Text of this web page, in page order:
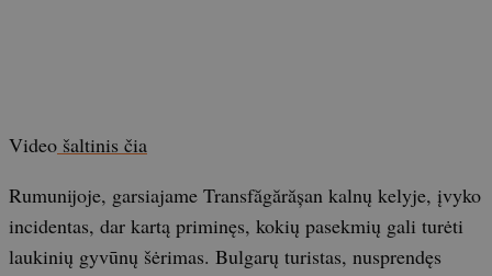
Video šaltinis čia
Rumunijoje, garsiajame Transfăgărășan kalnų kelyje, įvyko
incidentas, dar kartą priminęs, kokių pasekmių gali turėti
laukinių gyvūnų šėrimas. Bulgarų turistas, nusprendęs